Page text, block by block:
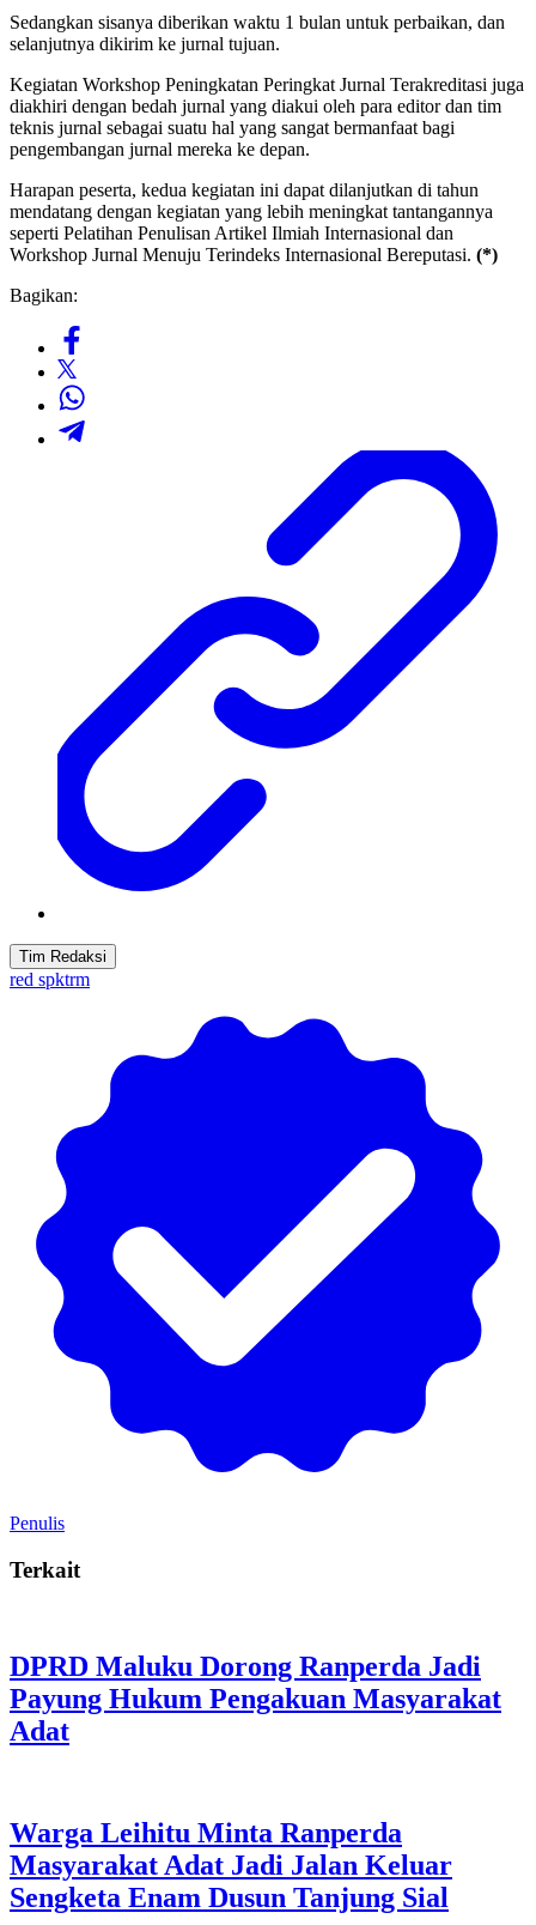
Sedangkan sisanya diberikan waktu 1 bulan untuk perbaikan, dan
selanjutnya dikirim ke jurnal tujuan.
Kegiatan Workshop Peningkatan Peringkat Jurnal Terakreditasi juga
diakhiri dengan bedah jurnal yang diakui oleh para editor dan tim
teknis jurnal sebagai suatu hal yang sangat bermanfaat bagi
pengembangan jurnal mereka ke depan.
Harapan peserta, kedua kegiatan ini dapat dilanjutkan di tahun
mendatang dengan kegiatan yang lebih meningkat tantangannya
seperti Pelatihan Penulisan Artikel Ilmiah Internasional dan
Workshop Jurnal Menuju Terindeks Internasional Bereputasi. (*)
Bagikan:
Tim Redaksi
red spktrm
Penulis
Terkait
DPRD Maluku Dorong Ranperda Jadi
Payung Hukum Pengakuan Masyarakat
Adat
Warga Leihitu Minta Ranperda
Masyarakat Adat Jadi Jalan Keluar
Sengketa Enam Dusun Tanjung Sial